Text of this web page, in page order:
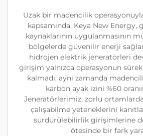
Uzak bir madencilik
kapsamında, Keya New Energy,
kaynaklarının uygulanmasının
bölgelerde güvenilir enerji
hidrojen elektrik jeneratörleri
girişim yalnızca operasyonun
kalmadı, aynı zamanda
karbon ayak izini %60
Jeneratörlerimiz, zorlu
çalışabilme yeteneklerini
sürdürülebilirlik girişimlerine
ötesinde bir fark